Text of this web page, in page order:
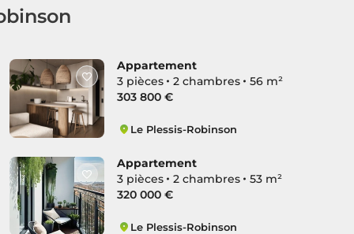
Appartement
3 pièces
2 chambres
56 m²
303 800 €
Le Plessis-Robinson
Appartement
3 pièces
2 chambres
53 m²
320 000 €
Le Plessis-Robinson